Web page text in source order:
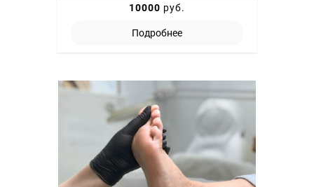
10000 руб.
Подробнее